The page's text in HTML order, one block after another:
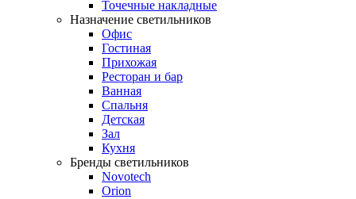
Точечные накладные
Назначение светильников
Офис
Гостиная
Прихожая
Ресторан и бар
Ванная
Спальня
Детская
Зал
Кухня
Бренды светильников
Novotech
Orion